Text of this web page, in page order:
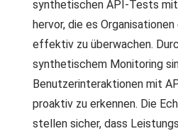
synthetischen API-Tests
hervor, die es
effektiv zu überwachen.
synthetischem Monitoring
Benutzerinteraktionen mit
proaktiv zu erkennen. Die
stellen sicher, dass